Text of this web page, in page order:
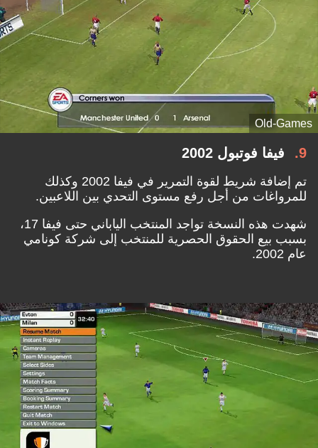
Old-Games
9 فيفا فوتبول 2002
تم إضافة شريط لقوة التمرير في فيفا 2002 وكذلك
للمرواغات من أجل رفع مستوى التحدي بين اللاعبين.
شهدت هذه النسخة تواجد المنتخب الياباني حتى فيفا 17،
بسبب بيع الحقوق الحصرية للمنتخب إلى شركة كونامي
عام 2002.